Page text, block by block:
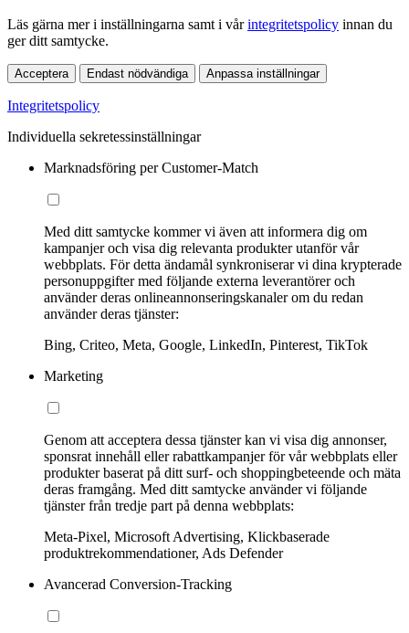
Läs gärna mer i inställningarna samt i vårintegritetspolicy innan du
ger ditt samtycke.
Acceptera Endast nödvändiga Anpassa inställningar
Integritetspolicy
Individuella sekretessinställningar
Marknadsföring per Customer-Match
Med ditt samtycke kommer vi även att informera dig om
kampanjer och visa dig relevanta produkter utanför vår
webbplats. För detta ändamål synkroniserar vi dina krypterade
personuppgifter med följande externa leverantörer och
använder deras onlineannonseringskanaler om du redan
använder deras tjänster:
Bing, Criteo, Meta, Google, LinkedIn, Pinterest, TikTok
Marketing
Genom att acceptera dessa tjänster kan vi visa dig annonser,
sponsrat innehåll eller rabattkampanjer för vår webbplats eller
produkter baserat på ditt surf- och shoppingbeteende och mäta
deras framgång. Med ditt samtycke använder vi följande
tjänster från tredje part på denna webbplats:
Meta-Pixel, Microsoft Advertising, Klickbaserade
produktrekommendationer, Ads Defender
Avancerad Conversion-Tracking